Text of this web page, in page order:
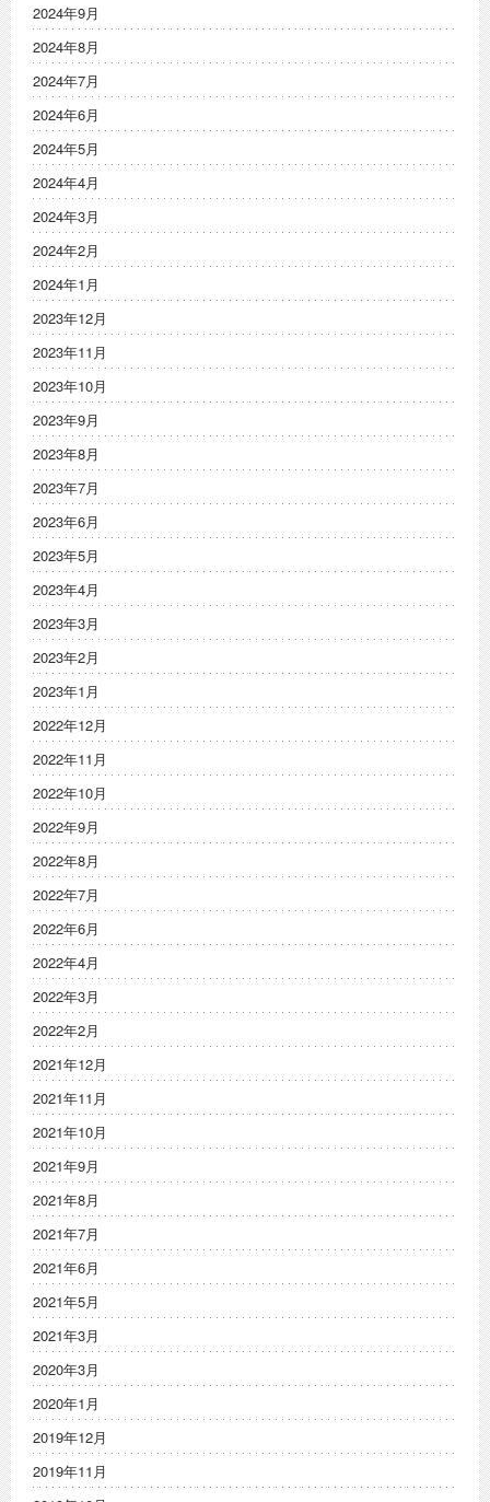
2024年9月
2024年8月
2024年7月
2024年6月
2024年5月
2024年4月
2024年3月
2024年2月
2024年1月
2023年12月
2023年11月
2023年10月
2023年9月
2023年8月
2023年7月
2023年6月
2023年5月
2023年4月
2023年3月
2023年2月
2023年1月
2022年12月
2022年11月
2022年10月
2022年9月
2022年8月
2022年7月
2022年6月
2022年4月
2022年3月
2022年2月
2021年12月
2021年11月
2021年10月
2021年9月
2021年8月
2021年7月
2021年6月
2021年5月
2021年3月
2020年3月
2020年1月
2019年12月
2019年11月